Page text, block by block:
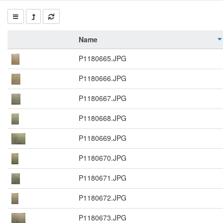
Name
P1180665.JPG
P1180666.JPG
P1180667.JPG
P1180668.JPG
P1180669.JPG
P1180670.JPG
P1180671.JPG
P1180672.JPG
P1180673.JPG